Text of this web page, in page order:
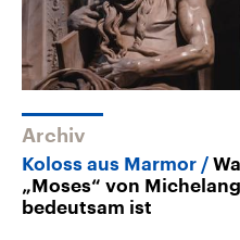
Archiv
Koloss aus Marmor
„Moses“ von
bedeutsam ist